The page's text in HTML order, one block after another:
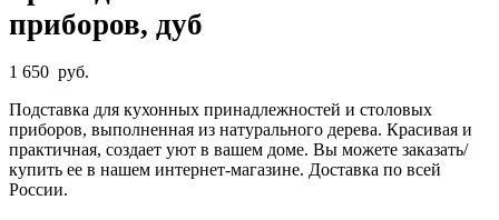
приборов, дуб
1 650 руб.
Подставка для кухонных принадлежностей и столовых
приборов, выполненная из натурального дерева. Красивая и
практичная, создает уют в вашем доме. Вы можете заказать/
купить ее в нашем интернет-магазине. Доставка по всей
России.